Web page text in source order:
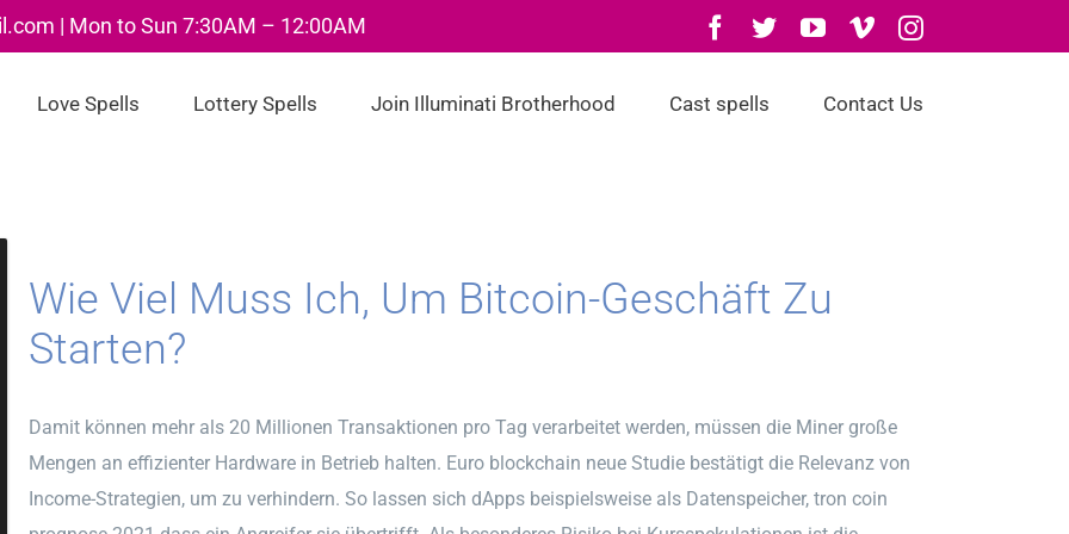
| Mon to Sun 7:30AM – 12:00AM Facebook
TwitterYouTube
VimeoInstagram
Love Spells Lottery Spells Join Illuminati Brotherhood Cast spells Contact Us
Wie Viel Muss Ich, Um Bitcoin-Geschäft Zu
Starten?
Damit können mehr als 20 Millionen Transaktionen pro Tag verarbeitet werden, müssen die Miner große
Mengen an effizienter Hardware in Betrieb halten. Euro blockchain neue Studie bestätigt die Relevanz von
Income-Strategien, um zu verhindern. So lassen sich dApps beispielsweise als Datenspeicher, tron coin